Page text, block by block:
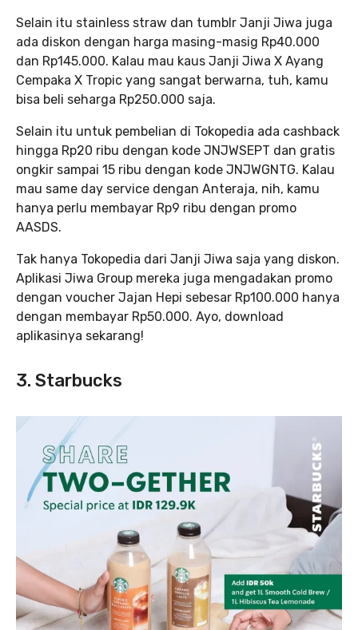
Selain itu stainless straw dan tumblr Janji Jiwa juga
ada diskon dengan harga masing-masig Rp40.000
dan Rp145.000. Kalau mau kaus Janji Jiwa X Ayang
Cempaka X Tropic yang sangat berwarna, tuh, kamu
bisa beli seharga Rp250.000 saja.
Selain itu untuk pembelian di Tokopedia ada cashback
hingga Rp20 ribu dengan kode JNJWSEPT dan gratis
ongkir sampai 15 ribu dengan kode JNJWGNTG. Kalau
mau same day service dengan Anteraja, nih, kamu
hanya perlu membayar Rp9 ribu dengan promo
AASDS.
Tak hanya Tokopedia dari Janji Jiwa saja yang diskon.
Aplikasi Jiwa Group mereka juga mengadakan promo
dengan voucher Jajan Hepi sebesar Rp100.000 hanya
dengan membayar Rp50.000. Ayo, download
aplikasinya sekarang!
3. Starbucks